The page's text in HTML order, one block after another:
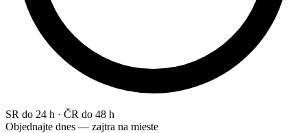
SR do 24 h · ČR do 48 h
Objednajte dnes — zajtra na mieste